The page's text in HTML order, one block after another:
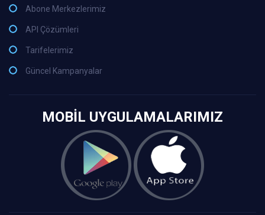
Abone Merkezlerimiz
API Çözümleri
Tarifelerimiz
Güncel Kampanyalar
MOBİL UYGULAMALARIMIZ